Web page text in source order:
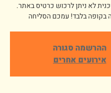
לא ניתן לרכוש כרטיס באתר.
בקופה בלבד! עמכם הסליחה
ההרשמה סגורה
אירועים אחרים